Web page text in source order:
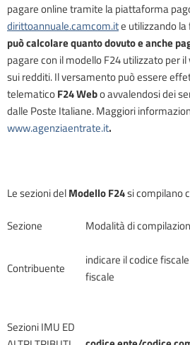
pagare online tramite la piattaforma
dirittoannuale.camcom.ite utilizzando la
può calcolare quanto dovuto e anche
pagare con il modello F24 utilizzato per
sui redditi. Il versamento può essere
telematicoF24 Webo avvalendosi dei
dalle Poste Italiane. Maggiori
www.agenziaentrate.it.
Le sezioni delModello F24si compilano
Sezione
Modalità di
Contribuente
indicare il codice
fiscale
Sezioni IMU ED